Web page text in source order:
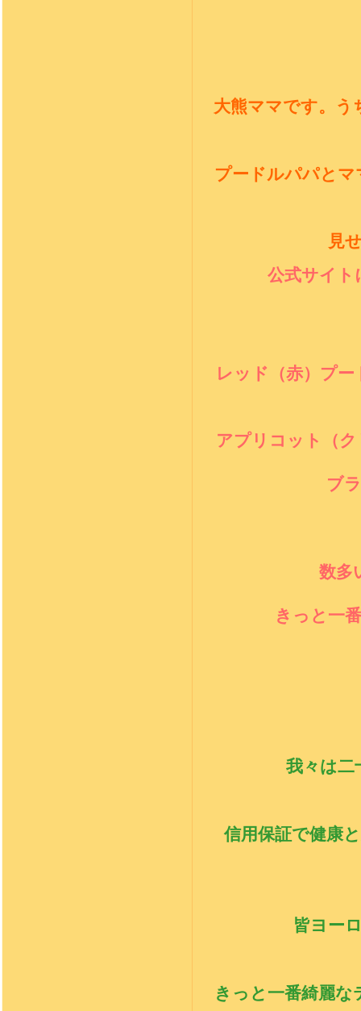
大熊ママです。う
プードルパパと
見
公式サイト
レッド（赤）プ
アプリコット（
ブ
数多
きっと一
我々は二
信用保証で健康
皆ヨー
きっと一番綺麗